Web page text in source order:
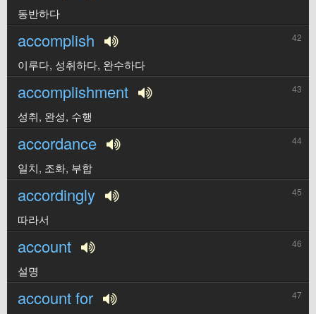
동반하다
accomplish 42
이루다, 성취하다, 완수하다
accomplishment 43
성취, 완성, 수행
accordance 44
일치, 조화, 부합
accordingly 45
따라서
account 46
설명
account for 47